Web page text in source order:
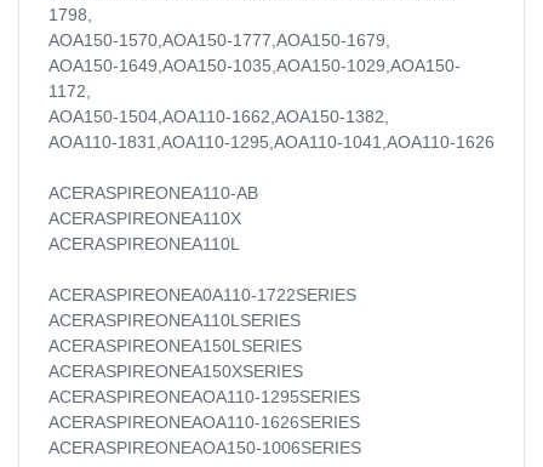
1798,
AOA150-1570,AOA150-1777,AOA150-1679,
AOA150-1649,AOA150-1035,AOA150-1029,AOA150-
1172,
AOA150-1504,AOA110-1662,AOA150-1382,
AOA110-1831,AOA110-1295,AOA110-1041,AOA110-1626
ACERASPIREONEA110-AB
ACERASPIREONEA110X
ACERASPIREONEA110L
ACERASPIREONEA0A110-1722SERIES
ACERASPIREONEA110LSERIES
ACERASPIREONEA150LSERIES
ACERASPIREONEA150XSERIES
ACERASPIREONEAOA110-1295SERIES
ACERASPIREONEAOA110-1626SERIES
ACERASPIREONEAOA150-1006SERIES